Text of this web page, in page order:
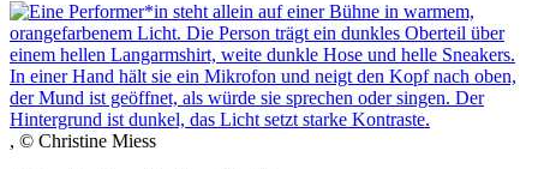
, © Christine Miess